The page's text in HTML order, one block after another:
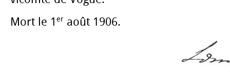
Mort le 1 er août 1906.